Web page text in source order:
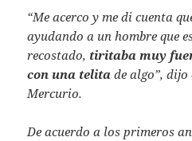
“Me acerco y me di cuenta
ayudando a un hombre que
recostado, tiritaba muy
con una telita de algo”, dijo
Mercurio.
De acuerdo a los primeros